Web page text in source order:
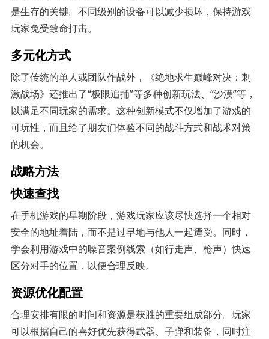
是生存的关键。不同级别的设备可以减少损坏，保持游戏
玩家免受致命打击。
多元化方式
除了传统的单人或团队作战外，《绝地求生巅峰对决：刺
激战场》还推出了“极限追捕”等多种创新玩法、“沙漠”等，
以满足不同玩家的需求。这种创新模式不仅增加了游戏的
可玩性，而且给了朋友们体验不同的战斗方式和战术对策
的机会。
战略方法
快速查找
在手机游戏的早期阶段，游戏玩家应该尽快选择一个相对
安全的地址着陆，而不是过早地与他人一起遭受。同时，
学会利用游戏中的噪音案例线索（如行走声、枪声）快速
区分对手的位置，以便合理反映。
资源优化配置
合理安排有限的时间和资源是获胜的重要组成部分。玩家
可以根据自己的喜好优先获得武器、子弹和装备，同时注